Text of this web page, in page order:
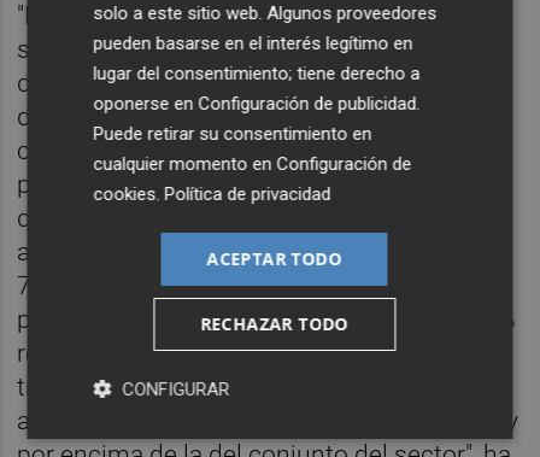
"Nos estamos recuperando de forma muy
sólida y bastante más rápido que la media
del sector, lo cual es un indicador muy claro
de la viabilidad de la compañía. En
comparación con 2019, año previo a la
pandemia y con velocidad de crucero de lo
que teníamos consolidado, en enero de este
año recuperado el 82,5% de las plazas y el
75,8% de los pasajeros y en abril hemos
puesto más plazas en el mercado (el 106,7%
respecto al mismo mes de 2019) y
transportado el 97,8% de pasajeros que
antes de la pandemia, una recuperación muy
solo a este sitio web. Algunos proveedores
pueden basarse en el interés legítimo en
lugar del consentimiento; tiene derecho a
oponerse enConfiguración de publicidad.
Puede retirar su consentimiento en
cualquier momento enConfiguración de
cookies.Política de privacidad
ACEPTAR TODO
RECHAZAR TODO
CONFIGURAR